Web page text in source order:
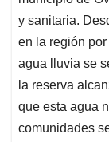
p
k
y sanitaria.
en la región
agua lluvia se
la reserva
que esta agua
comunidades